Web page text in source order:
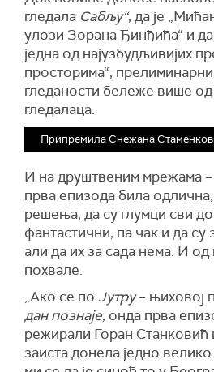
гледала Сабљу“, да је
улози Зорана Ђинђића“ и да
једна од најузбудљивијих
просторима“,
гледаности бележе више
гледалаца.
Припремила Снежана
И на друштвеним мрежама –
прва епизода била
решења, да су глумци сви до
фантастични, па чак и да
али да их за сада нема. И од
похвале.
„Ако се по Јутру– њиховој
дан познаје, онда прва
режирали Горан Станковић
заиста донела једно